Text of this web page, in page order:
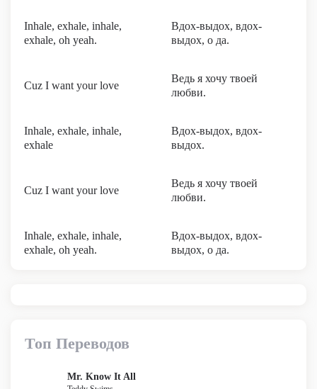
Inhale, exhale, inhale,
exhale, oh yeah.
Вдох-выдох, вдох-
выдох, о да.
Cuz I want your love
Ведь я хочу твоей
любви.
Inhale, exhale, inhale,
exhale
Вдох-выдох, вдох-
выдох.
Cuz I want your love
Ведь я хочу твоей
любви.
Inhale, exhale, inhale,
exhale, oh yeah.
Вдох-выдох, вдох-
выдох, о да.
Топ Переводов
Mr. Know It All